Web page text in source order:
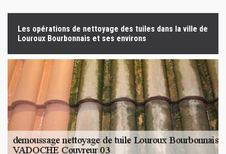
Les opérations de nettoyage des tuiles dans la ville de
Louroux Bourbonnais et ses environs